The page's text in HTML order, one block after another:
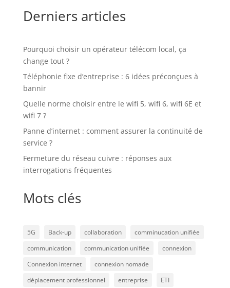
Derniers articles
Pourquoi choisir un opérateur télécom local, ça
change tout ?
Téléphonie fixe d’entreprise : 6 idées préconçues à
bannir
Quelle norme choisir entre le wifi 5, wifi 6, wifi 6E et
wifi 7 ?
Panne d’internet : comment assurer la continuité de
service ?
Fermeture du réseau cuivre : réponses aux
interrogations fréquentes
Mots clés
5G Back-up collaboration
comminucation unifiée
communication
communication unifiée
connexion
Connexion internet
connexion nomade
déplacement professionnel
entreprise
ETI